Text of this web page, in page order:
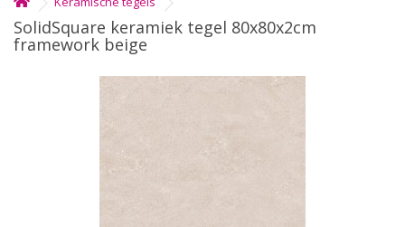
SolidSquare keramiek tegel 80x80x2cm
framework beige